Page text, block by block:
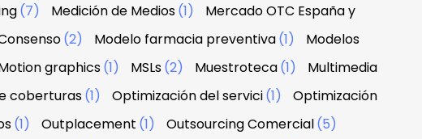
(7) Medición de Medios(1)
Mercado OTC España y
(2) Modelo farmacia preventiva(1)
Modelos
graphics(1) MSLs(2) Muestroteca(1)
Multimedia
coberturas(1) Optimización del servici(1)
Optimización
(1) Outplacement (1) Outsourcing Comercial(5)